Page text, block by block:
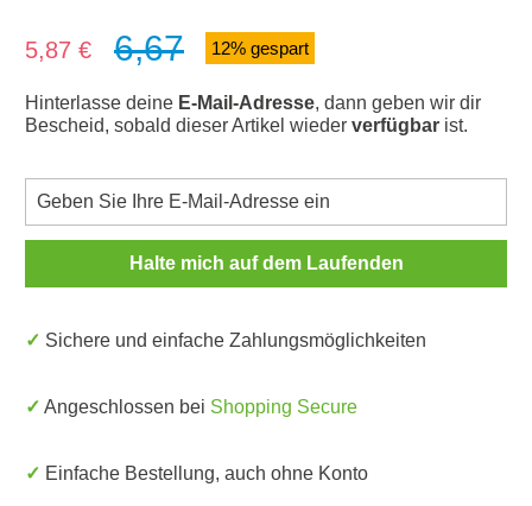
Verkaufspreis:
5,87 € 6,67 12% gespart
Hinterlasse deine E-Mail-Adresse, dann geben wir dir
Bescheid, sobald dieser Artikel wieder verfügbar ist.
Halte mich auf dem Laufenden
✓ Sichere und einfache Zahlungsmöglichkeiten
✓ Angeschlossen bei Shopping Secure
✓ Einfache Bestellung, auch ohne Konto